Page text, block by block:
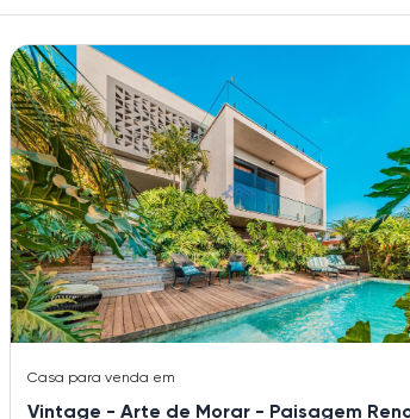
Casa para venda em
Vintage - Arte de Morar - Paisagem